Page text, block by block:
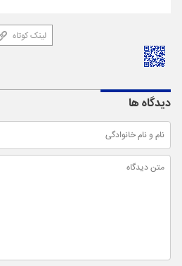
لینک کوتاه
دیدگاه ها